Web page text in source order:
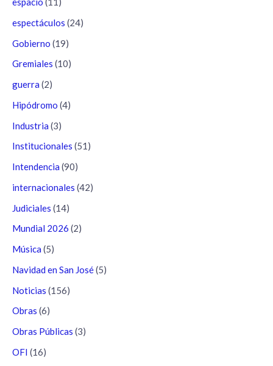
espectáculos (24)
Gobierno (19)
Gremiales (10)
guerra (2)
Hipódromo (4)
Industria (3)
Institucionales (51)
Intendencia (90)
internacionales (42)
Judiciales (14)
Mundial 2026 (2)
Música (5)
Navidad en San José(5)
Noticias (156)
Obras (6)
Obras Públicas (3)
OFI (16)